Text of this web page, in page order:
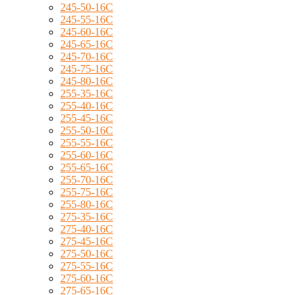
245-50-16C
245-55-16C
245-60-16C
245-65-16C
245-70-16C
245-75-16C
245-80-16C
255-35-16C
255-40-16C
255-45-16C
255-50-16C
255-55-16C
255-60-16C
255-65-16C
255-70-16C
255-75-16C
255-80-16C
275-35-16C
275-40-16C
275-45-16C
275-50-16C
275-55-16C
275-60-16C
275-65-16C